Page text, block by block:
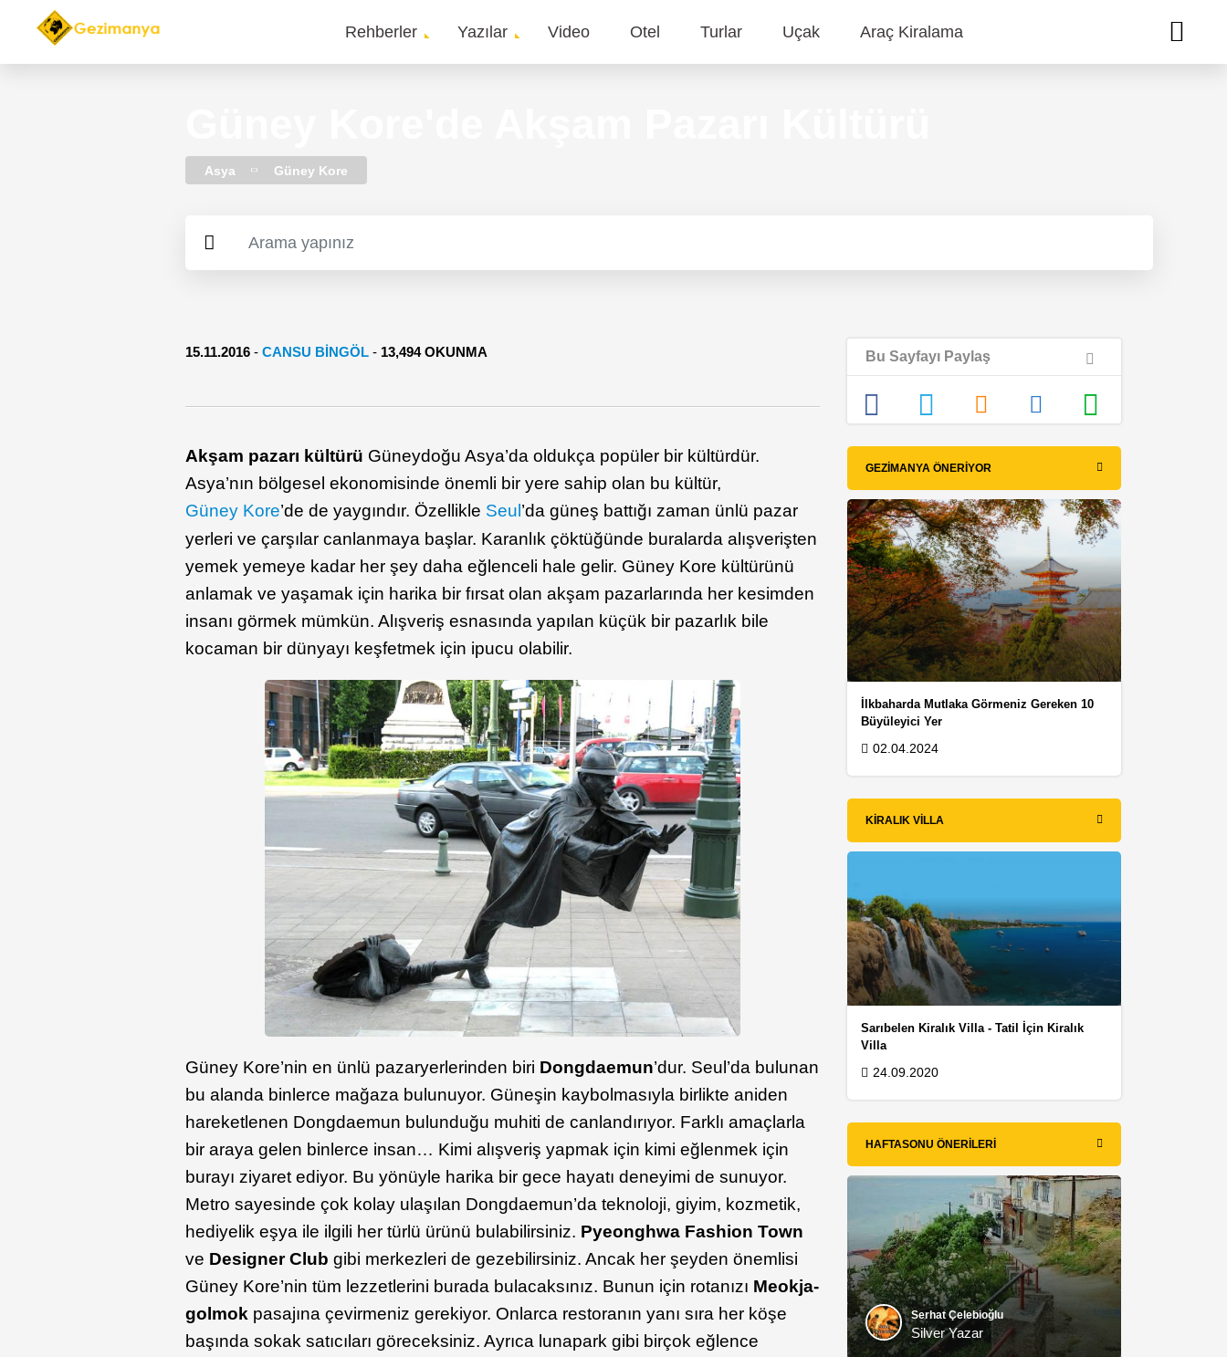
Main
Rehberler Yazılar Video Otel Turlar Uçak Araç Kiralama
Asya Güney Kore
15.11.2016 -CANSU BINGÖL - 13,494 OKUNMA
Akşam pazarı kültürü Güneydoğu Asya’da oldukça popüler bir kültürdür.
Asya’nın bölgesel ekonomisinde önemli bir yere sahip olan bu kültür,
Güney Kore’de de yaygındır. Özellikle Seul ’da güneş battığı zaman ünlü pazar
yerleri ve çarşılar canlanmaya başlar. Karanlık çöktüğünde buralarda alışverişten
yemek yemeye kadar her şey daha eğlenceli hale gelir. Güney Kore kültürünü
anlamak ve yaşamak için harika bir fırsat olan akşam pazarlarında her kesimden
insanı görmek mümkün. Alışveriş esnasında yapılan küçük bir pazarlık bile
kocaman bir dünyayı keşfetmek için ipucu olabilir.
Güney Kore’nin en ünlü pazaryerlerinden biri Dongdaemun’dur. Seul’da bulunan
bu alanda binlerce mağaza bulunuyor. Güneşin kaybolmasıyla birlikte aniden
hareketlenen Dongdaemun bulunduğu muhiti de canlandırıyor. Farklı amaçlarla
bir araya gelen binlerce insan… Kimi alışveriş yapmak için kimi eğlenmek için
burayı ziyaret ediyor. Bu yönüyle harika bir gece hayatı deneyimi de sunuyor.
Metro sayesinde çok kolay ulaşılan Dongdaemun’da teknoloji, giyim, kozmetik,
hediyelik eşya ile ilgili her türlü ürünü bulabilirsiniz. Pyeonghwa Fashion Town
ve Designer Club gibi merkezleri de gezebilirsiniz. Ancak her şeyden önemlisi
Güney Kore’nin tüm lezzetlerini burada bulacaksınız. Bunun için rotanızı Meokja-
golmok pasajına çevirmeniz gerekiyor. Onlarca restoranın yanı sıra her köşe
başında sokak satıcıları göreceksiniz. Ayrıca lunapark gibi birçok eğlence
Bu Sayfayı Paylaş
GEZIMANYA ÖNERIYOR
İlkbaharda Mutlaka Görmeniz Gereken 10
Büyüleyici Yer
02.04.2024
KIRALIK VILLA
Sarıbelen Kiralık Villa - Tatil İçin Kiralık
Villa
24.09.2020
HAFTASONU ÖNERILERI
Serhat Çelebioğlu
Silver Yazar